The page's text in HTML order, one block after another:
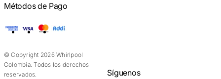
Métodos de Pago
American Express
Visa Mastercard
© Copyright 2026 Whirlpool
Colombia. Todos los derechos
reservados.
Síguenos